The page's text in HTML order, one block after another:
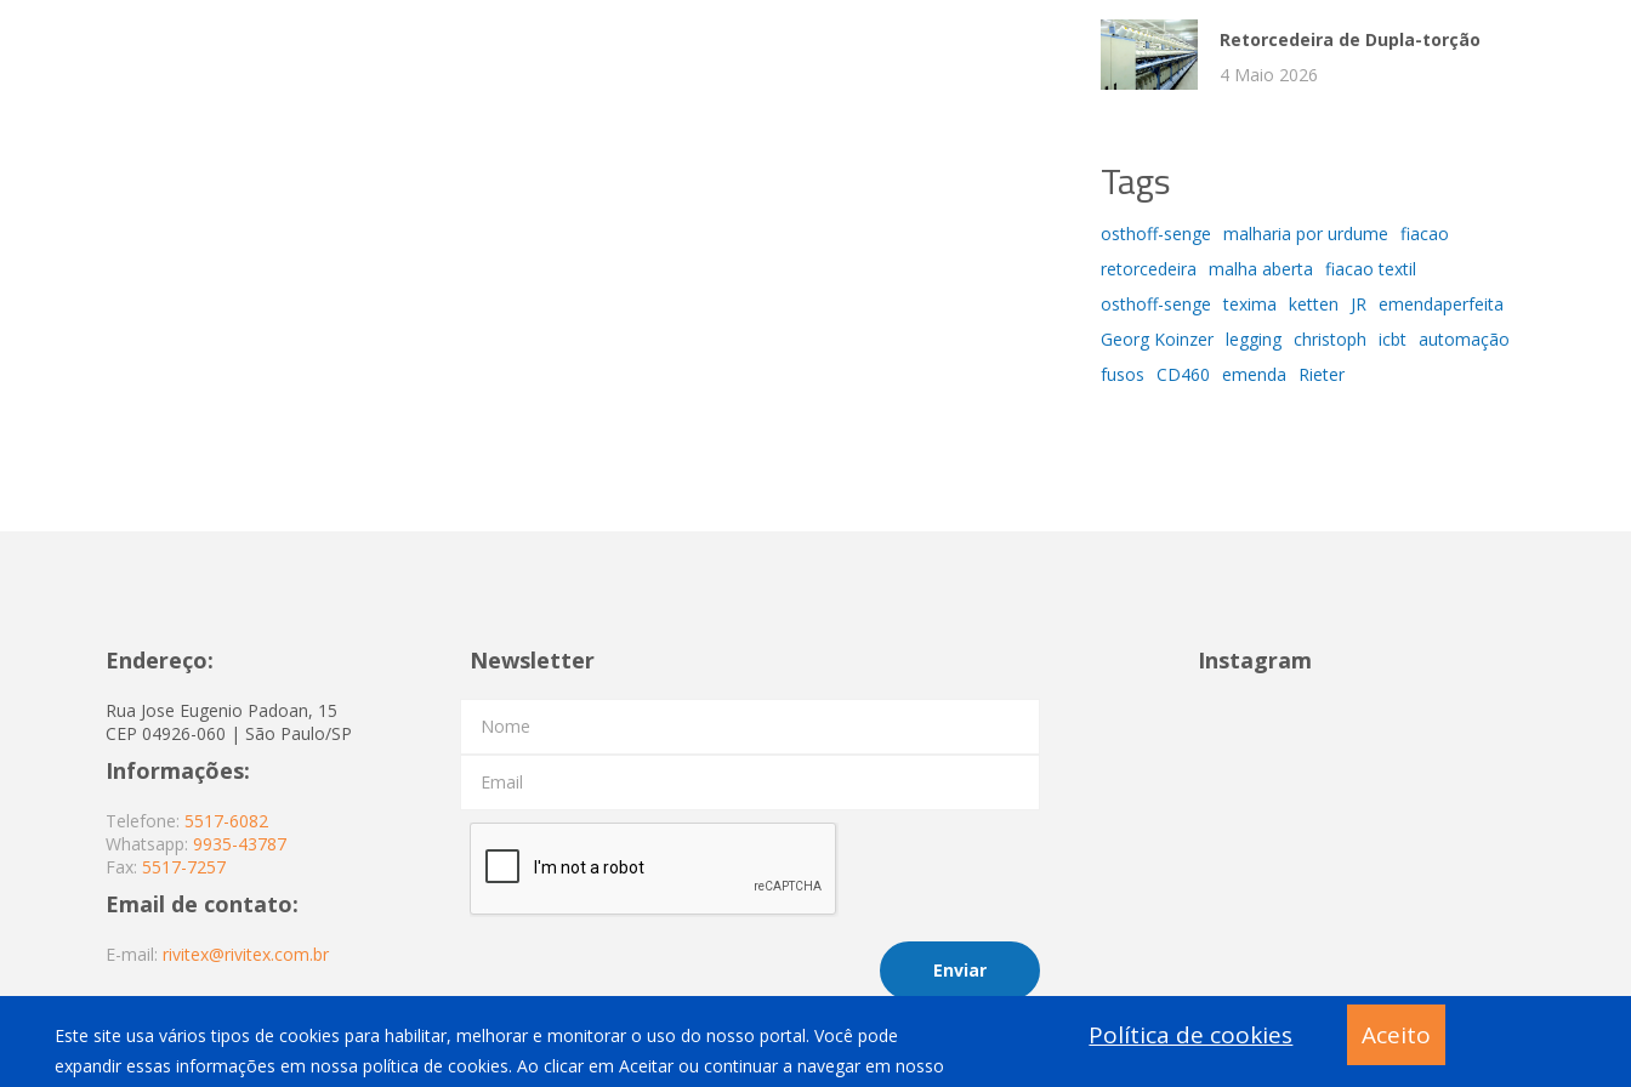
Retorcedeira de Dupla-torção
4 Maio 2026
Tags
osthoff-senge malharia por urdume fiacao
retorcedeira malha aberta fiacao textil
osthoff-senge texima ketten JR emendaperfeita
Georg Koinzer legging christoph icbt automação
fusos CD460 emenda Rieter
Este site usa vários tipos de cookies para habilitar, melhorar e monitorar o uso do nosso portal. Você pode
expandir essas informações em nossa política de cookies. Ao clicar em Aceitar ou continuar a navegar em nosso
Política de cookies Aceito
Endereço:
Rua Jose Eugenio Padoan, 15
CEP 04926-060 | São Paulo/SP
Informações:
Telefone: 5517-6082
Whatsapp: 9935-43787
Fax: 5517-7257
Email de contato:
E-mail: rivitex@rivitex.com.br
Newsletter
Nome
Email
Enviar
Instagram